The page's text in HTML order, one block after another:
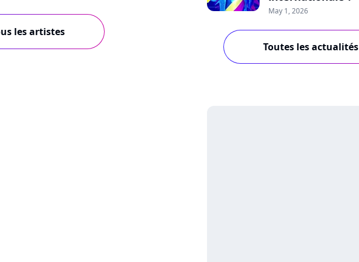
les artistes
May 1, 2026
Toutes les actualités